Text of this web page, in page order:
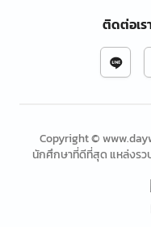
ติดต่อเร
Copyright ©
นักศึกษาที่ดีที่สุด แหล่งรว